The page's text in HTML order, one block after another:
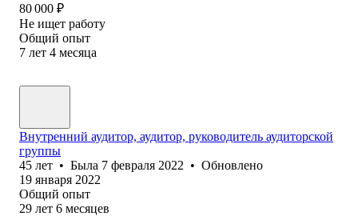
80 000 ₽
Не ищет работу
Общий опыт
7 лет 4 месяца
Внутренний аудитор, аудитор, руководитель аудиторской
группы
45 лет • Была 7 февраля 2022 • Обновлено
19 января 2022
Общий опыт
29 лет 6 месяцев